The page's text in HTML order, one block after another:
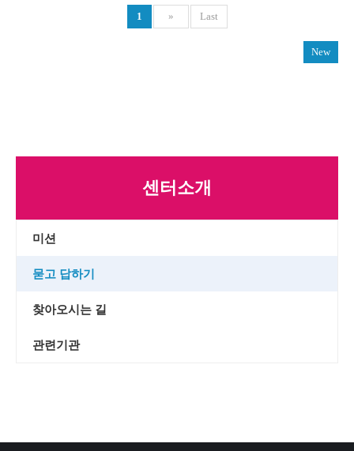
1 » Last
New
센터소개
미션
묻고 답하기
찾아오시는 길
관련기관